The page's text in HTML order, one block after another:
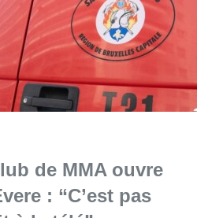
de MMA ouvre
: “C’est pas